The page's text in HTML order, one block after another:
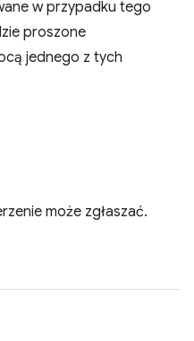
w przypadku tego
proszone
jednego z tych
może zgłaszać.